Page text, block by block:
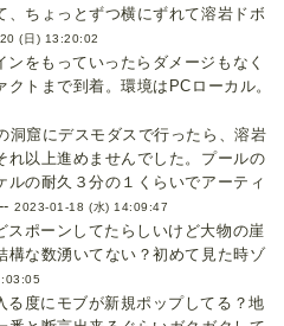
、ちょっとずつ横にずれて溶岩ドボ
(日) 13:20:02
をもっていったらダメージもなく
トまで到着。環境はPCローカル。
洞窟にデスモダスで行ったら、溶岩
れ以上進めませんでした。プールの
ルの耐久３分の１くらいでアーティ
--2023-01-18 (水) 14:09:47
スポーンしてたらしいけど大物の崖
構な数湧いてない？初めて見た時ゾ
る度にモブが新規ポップしてる？地